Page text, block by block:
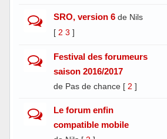
SRO, version 6 de Nils
[ 2 3 ]
Festival des forumeurs
saison 2016/2017
de Pas de chance [ 2 ]
Le forum enfin
compatible mobile